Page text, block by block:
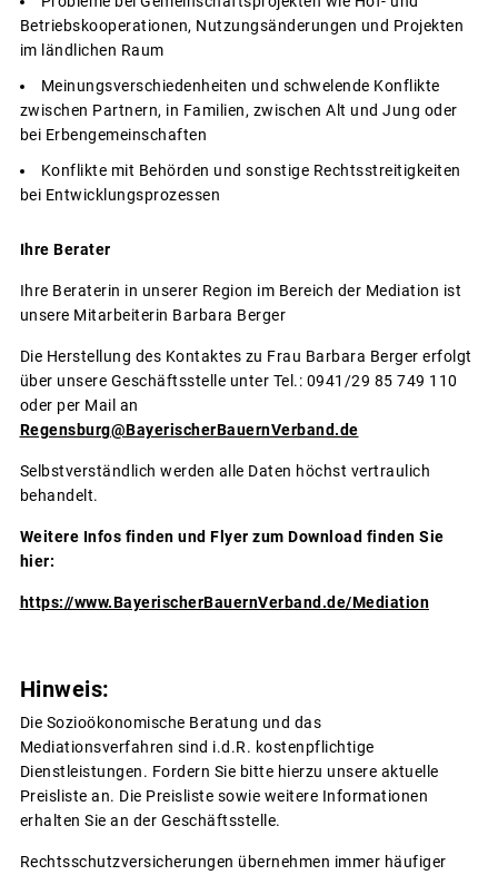
Betriebskooperationen, Nutzungsänderungen und Projekten
im ländlichen Raum
Meinungsverschiedenheiten und schwelende Konflikte
zwischen Partnern, in Familien, zwischen Alt und Jung oder
bei Erbengemeinschaften
Konflikte mit Behörden und sonstige Rechtsstreitigkeiten
bei Entwicklungsprozessen
Ihre Berater
Ihre Beraterin in unserer Region im Bereich der Mediation ist
unsere Mitarbeiterin Barbara Berger
Die Herstellung des Kontaktes zu Frau Barbara Berger erfolgt
über unsere Geschäftsstelle unter Tel.: 0941/29 85 749 110
oder per Mail an
Regensburg@BayerischerBauernVerband.de
Selbstverständlich werden alle Daten höchst vertraulich
behandelt.
Weitere Infos finden und Flyer zum Download finden Sie
hier:
https://www.BayerischerBauernVerband.de/Mediation
Hinweis:
Die Sozioökonomische Beratung und das
Mediationsverfahren sind i.d.R. kostenpflichtige
Dienstleistungen. Fordern Sie bitte hierzu unsere aktuelle
Preisliste an. Die Preisliste sowie weitere Informationen
erhalten Sie an der Geschäftsstelle.
Rechtsschutzversicherungen übernehmen immer häufiger